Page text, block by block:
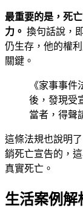
最重要的是，死
力。 換句話說，
仍生存，他的權
關鍵。
《家事事
後，發現受
當者，得聲
這條法規也說明
銷死亡宣告的，
真實死亡。
生活案例解